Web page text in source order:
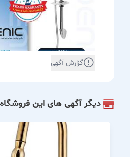
گزارش آگهی
دیگر آگهی های این فروشگاه